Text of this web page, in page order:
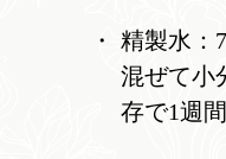
精製水：
混ぜて小
存で1週